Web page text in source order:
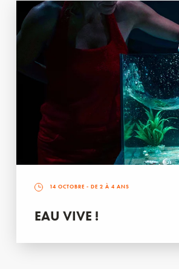
14 OCTOBRE - DE 2 À 4 ANS
EAU VIVE !